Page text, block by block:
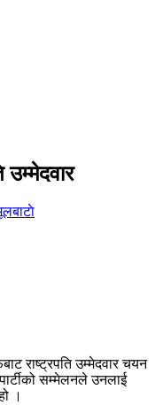
उम्मेदवार
राष्ट्रपति उम्मेदवार चयन
सम्मेलनले उनलाई
।